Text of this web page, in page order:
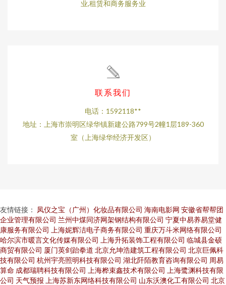
业,租赁和商务服务业
联系我们
电话：1592118**
地址：上海市崇明区绿华镇新建公路799号2幢1层189-360
室（上海绿华经济开发区）
友情链接： 凤仪之宝（广州）化妆品有限公司 海南电影网 安徽省帮帮团
企业管理有限公司 兰州中煤同济网架钢结构有限公司 宁夏中易养易堂健
康服务有限公司
上海妮辉洁电子商务有限公司 重庆万斗米网络有限公司
哈尔滨市暖言文化传媒有限公司
上海升拓装饰工程有限公司 临城县金硕
商贸有限公司 厦门英剑跆拳道 北京允坤浩建筑工程有限公司 北京巨佩科
技有限公司 杭州宇亮照明科技有限公司 湖北阡陌教育咨询有限公司 周易
算命 成都瑞聘科技有限公司 上海桦束鑫技术有限公司
上海鹭渊科技有限
公司 天气预报 上海苏新东网络科技有限公司 山东沃澳化工有限公司 北京